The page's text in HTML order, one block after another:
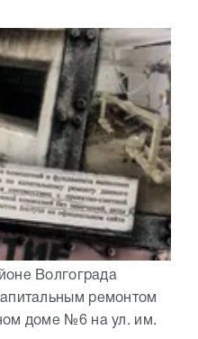
Волгограда
ремонтом
доме №6 на ул. им.